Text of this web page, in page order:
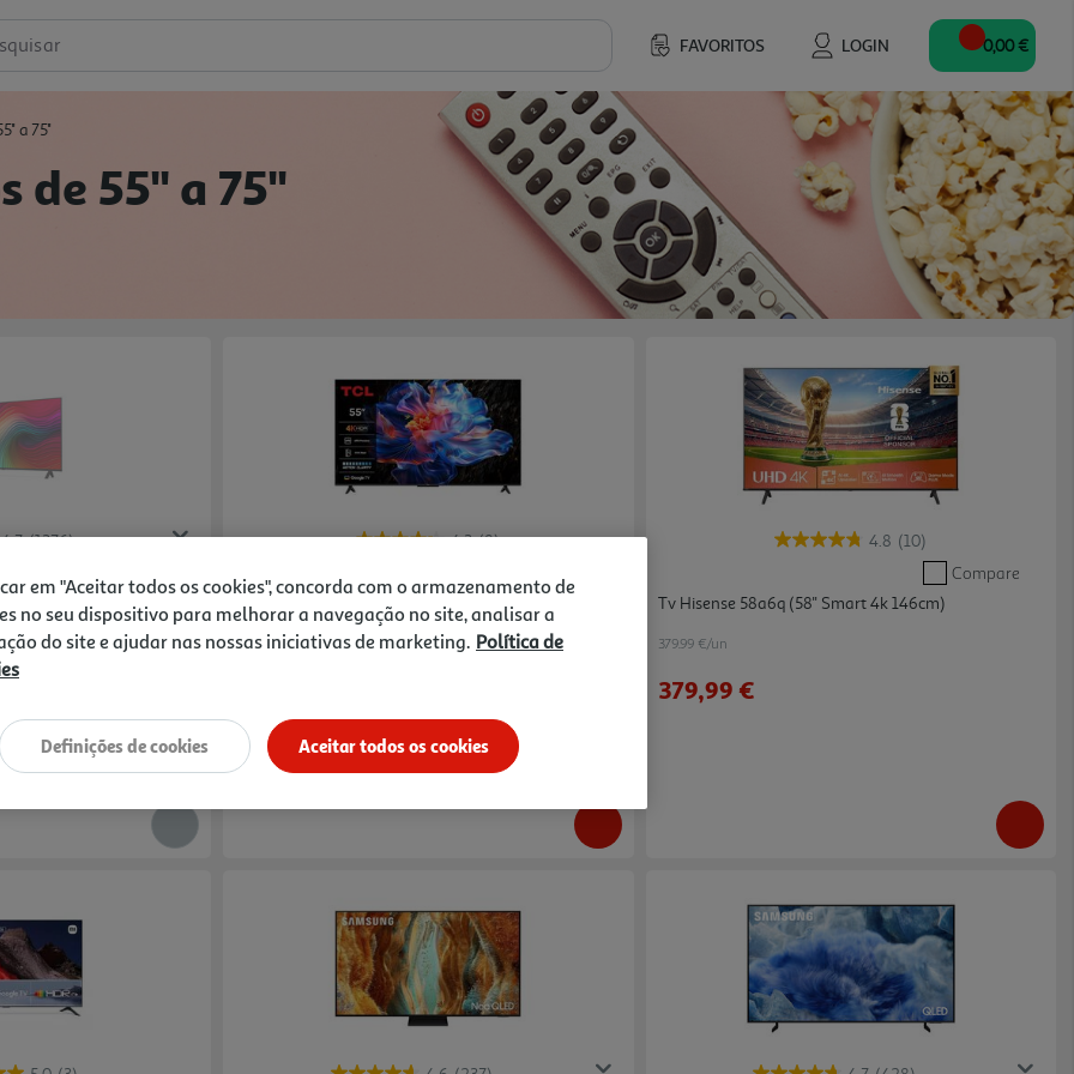
FAVORITOS LOGIN 0,00 €
a 75''
de 55'' a 75''
a 75''
4.7 (1376)
(4k Smart 75"
online
4.3 (8)
Tv Tcl 55p6k (55" 4k Smart 139cm)
299.99 €/un
4.8 (10)
Compare
Tv Hisense 58a6q (58'' Smart 4k 146cm)
379.99 €/un
379,99 €
em "Aceitar todos os cookies", concorda com o armazenamento de
no seu dispositivo para melhorar a navegação no site, analisar a
do site e ajudar nas nossas iniciativas de marketing. Política de
Aceitar todos os cookies
Definições de cookies